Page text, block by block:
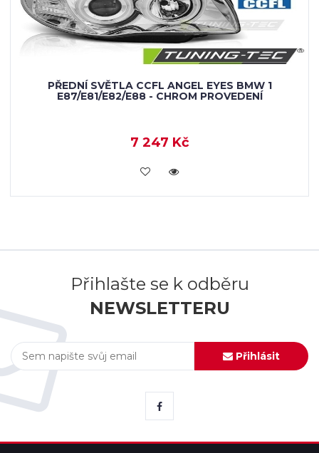
PŘEDNÍ SVĚTLA CCFL ANGEL EYES BMW 1
E87/E81/E82/E88 - CHROM PROVEDENÍ
7 247 Kč
KOUPIT
Přihlašte se k odběru
NEWSLETTERU
Přihlásit